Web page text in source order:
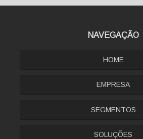
NAVEGAÇÃO
HOME
EMPRESA
SEGMENTOS
SOLUÇÕES